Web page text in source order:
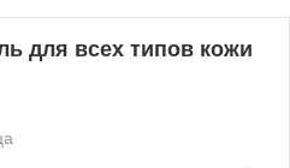
для всех типов кожи